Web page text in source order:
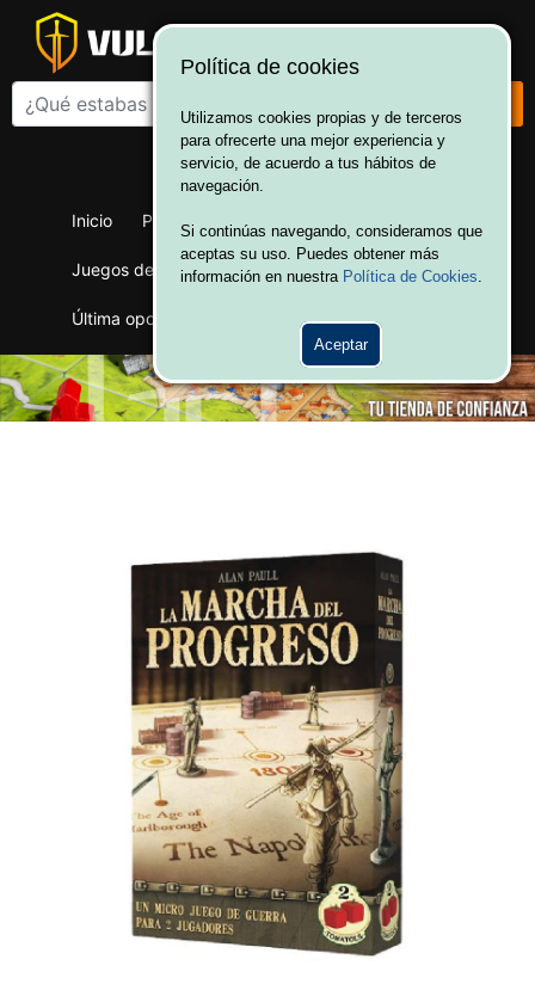
¡Bienvenido a Vulcania!
Inicio Productos Juegos de mesa
Juegos de cartas Merchandising Ofertas
Última oportunidad Wargames
Política de cookies
Utilizamos cookies propias y de terceros
para ofrecerte una mejor experiencia y
servicio, de acuerdo a tus hábitos de
navegación.
Si continúas navegando, consideramos que
aceptas su uso. Puedes obtener más
información en nuestra Política de Cookies.
Aceptar